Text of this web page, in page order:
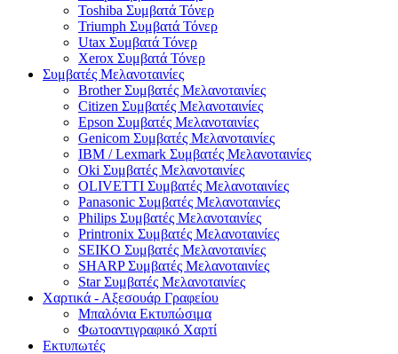
Toshiba Συμβατά Τόνερ
Triumph Συμβατά Τόνερ
Utax Συμβατά Τόνερ
Xerox Συμβατά Τόνερ
Συμβατές Μελανοταινίες
Brother Συμβατές Μελανοταινίες
Citizen Συμβατές Μελανοταινίες
Epson Συμβατές Μελανοταινίες
Genicom Συμβατές Μελανοταινίες
IBM / Lexmark Συμβατές Μελανοταινίες
Oki Συμβατές Μελανοταινίες
OLIVETTI Συμβατές Μελανοταινίες
Panasonic Συμβατές Μελανοταινίες
Philips Συμβατές Μελανοταινίες
Printronix Συμβατές Μελανοταινίες
SEIKO Συμβατές Μελανοταινίες
SHARP Συμβατές Μελανοταινίες
Star Συμβατές Μελανοταινίες
Χαρτικά - Αξεσουάρ Γραφείου
Μπαλόνια Εκτυπώσιμα
Φωτοαντιγραφικό Χαρτί
Εκτυπωτές